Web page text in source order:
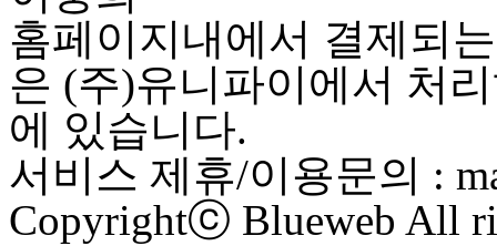
홈페이지내에서 결제되
은 (주)유니파이에서 처
에 있습니다.
서비스 제휴/이용문의 :
Copyrightⓒ Blueweb All